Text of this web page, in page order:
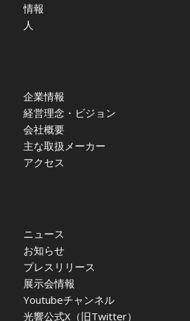
情報
人
企業情報
経営理念・ビジョン
会社概要
主な取扱メーカー
アクセス
ニュース
お知らせ
プレスリリース
展示会情報
Youtubeチャンネル
光響公式X（旧Twitter）